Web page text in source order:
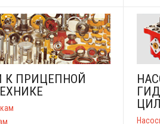
К ПРИЦЕПНОЙ